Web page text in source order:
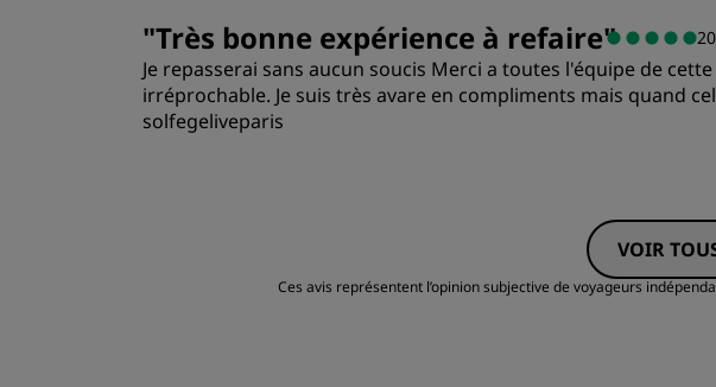
"Très bonne expérience à refaire"
Je repasserai sans aucun soucis Merci a toutes l'équipe de
irréprochable. Je suis très avare en compliments mais quand
solfegeliveparis
Propreté
VOIR
Ces avis représentent l’opinion subjective de voyageurs